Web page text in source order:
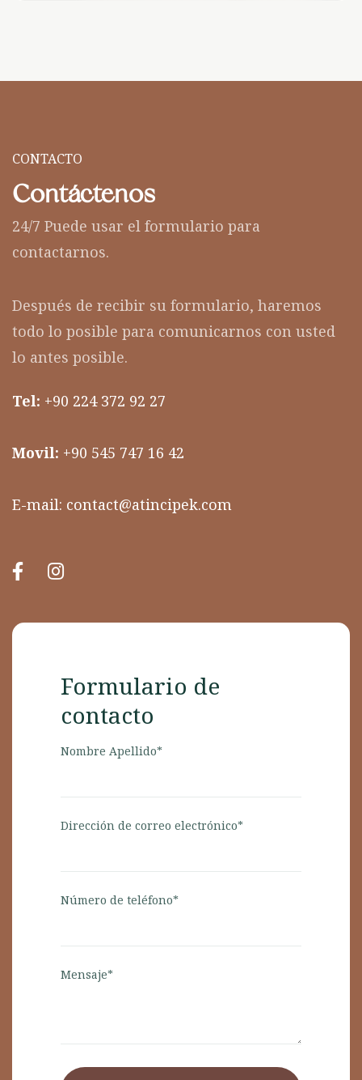
CONTACTO
Contáctenos
24/7 Puede usar el formulario para
contactarnos.
Después de recibir su formulario, haremos
todo lo posible para comunicarnos con usted
lo antes posible.
Tel: +90 224 372 92 27
Movil: +90 545 747 16 42
E-mail: contact@atincipek.com
Formulario de
contacto
Nombre Apellido*
Dirección de correo electrónico*
Número de teléfono*
Mensaje*